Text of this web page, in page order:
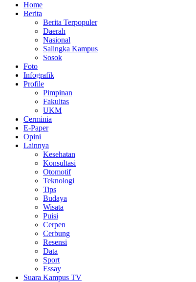
Home
Berita
Berita Terpopuler
Daerah
Nasional
Salingka Kampus
Sosok
Foto
Infografik
Profile
Pimpinan
Fakultas
UKM
Cerminia
E-Paper
Opini
Lainnya
Kesehatan
Konsultasi
Otomotif
Teknologi
Tips
Budaya
Wisata
Puisi
Cerpen
Cerbung
Resensi
Data
Sport
Essay
Suara Kampus TV